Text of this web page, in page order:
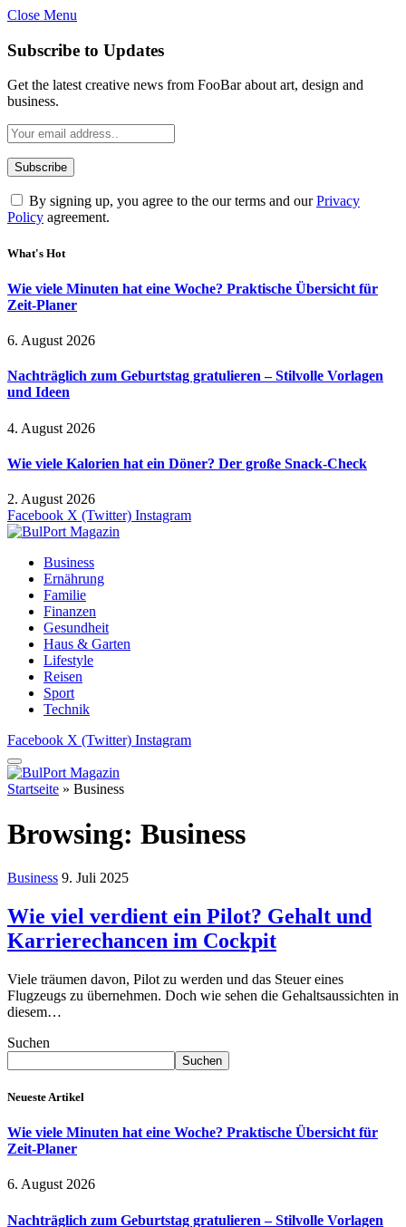
Close Menu
Subscribe to Updates
Get the latest creative news from FooBar about art, design and
business.
By signing up, you agree to the our terms and ourPrivacy
Policy agreement.
What's Hot
Wie viele Minuten hat eine Woche? Praktische Übersicht für
Zeit-Planer
6. August 2026
Nachträglich zum Geburtstag gratulieren – Stilvolle Vorlagen
und Ideen
4. August 2026
Wie viele Kalorien hat ein Döner? Der große Snack-Check
2. August 2026
Facebook X (Twitter) Instagram
Business
Ernährung
Familie
Finanzen
Gesundheit
Haus & Garten
Lifestyle
Reisen
Sport
Technik
Facebook X (Twitter) Instagram
Startseite » Business
Browsing: Business
Business 9. Juli 2025
Wie viel verdient ein Pilot? Gehalt und
Karrierechancen im Cockpit
Viele träumen davon, Pilot zu werden und das Steuer eines
Flugzeugs zu übernehmen. Doch wie sehen die Gehaltsaussichten in
diesem…
Suchen
Suchen
Neueste Artikel
Wie viele Minuten hat eine Woche? Praktische Übersicht für
Zeit-Planer
6. August 2026
Nachträglich zum Geburtstag gratulieren – Stilvolle Vorlagen